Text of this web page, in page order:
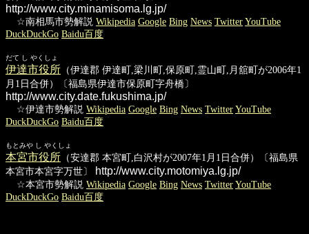
http://www.city.minamisoma.lg.jp/
☆南相馬市勢解説 Wikipedia Google Bing News Twitter YouTube
DuckDuckGo Baidu百度
だて し やくしょ
伊達市役所 （伊達郡 伊達町,梁川町,保原町,霊山町,月舘町が2006年1
月1日合併）〔福島県伊達市保原町字舟橋〕
http://www.city.date.fukushima.jp/
☆伊達市勢解説 Wikipedia Google Bing News Twitter YouTube
DuckDuckGo Baidu百度
もとみや し やくしょ
本宮市役所 （安達郡 本宮町,白沢村が2007年1月1日合併）〔福島県
本宮市本宮字万世〕
http://www.city.motomiya.lg.jp/
☆本宮市勢解説 Wikipedia Google Bing News Twitter YouTube
DuckDuckGo Baidu百度